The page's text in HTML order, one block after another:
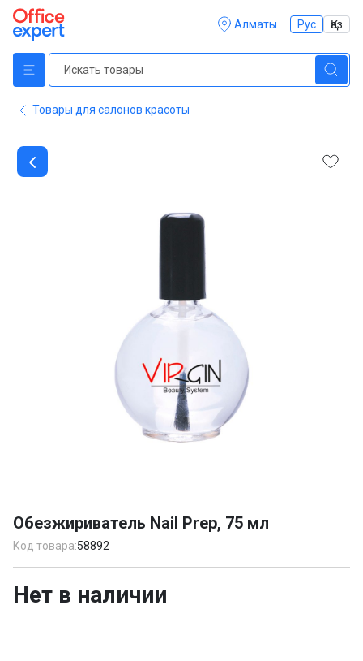
Алматы Рус Қаз
Товары для салонов красоты
of
1
Обезжириватель Nail Prep, 75 мл
Код товара:58892
Нет в наличии